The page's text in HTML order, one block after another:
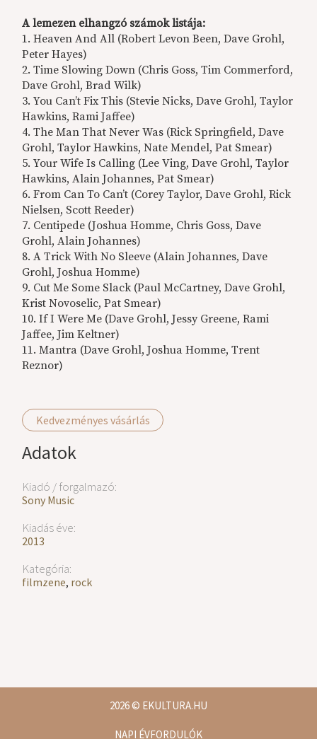
Kedvezményes vásárlás
Adatok
Kiadó / forgalmazó:
Sony Music
Kiadás éve:
2013
Kategória:
filmzene, rock
A lemezen elhangzó számok listája:
1. Heaven And All (Robert Levon Been, Dave Grohl,
Peter Hayes)
2. Time Slowing Down (Chris Goss, Tim Commerford,
Dave Grohl, Brad Wilk)
3. You Can’t Fix This (Stevie Nicks, Dave Grohl, Taylor
Hawkins, Rami Jaffee)
4. The Man That Never Was (Rick Springfield, Dave
Grohl, Taylor Hawkins, Nate Mendel, Pat Smear)
5. Your Wife Is Calling (Lee Ving, Dave Grohl, Taylor
Hawkins, Alain Johannes, Pat Smear)
6. From Can To Can’t (Corey Taylor, Dave Grohl, Rick
Nielsen, Scott Reeder)
7. Centipede (Joshua Homme, Chris Goss, Dave
Grohl, Alain Johannes)
8. A Trick With No Sleeve (Alain Johannes, Dave
Grohl, Joshua Homme)
9. Cut Me Some Slack (Paul McCartney, Dave Grohl,
Krist Novoselic, Pat Smear)
10. If I Were Me (Dave Grohl, Jessy Greene, Rami
Jaffee, Jim Keltner)
11. Mantra (Dave Grohl, Joshua Homme, Trent
Reznor)
2026© EKULTURA.HU
NAPI ÉVFORDULÓK